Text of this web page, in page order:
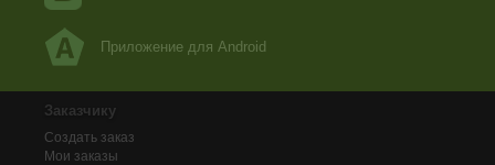
Приложение для Android
Заказчику
Создать заказ
Мои заказы